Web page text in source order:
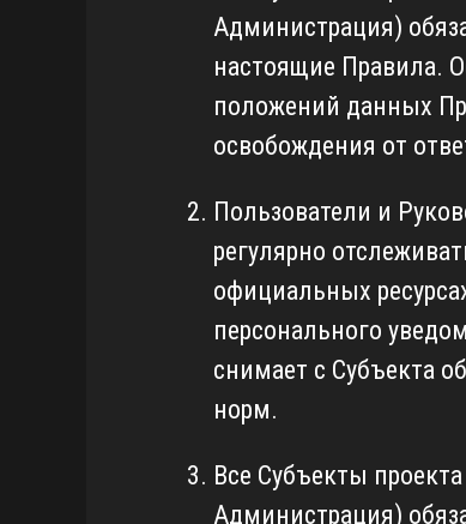
Администрация)
настоящие Правила.
положений данных
освобождения от
Пользователи и
регулярно
официальных
персонального
снимает с Субъекта
норм.
Все Субъекты
Администрация)